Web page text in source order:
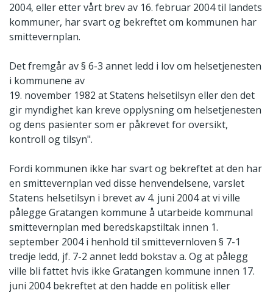
2004, eller etter vårt brev av 16. februar 2004 til landets
kommuner, har svart og bekreftet om kommunen har
smittevernplan.
Det fremgår av § 6-3 annet ledd i lov om helsetjenesten
i kommunene av
19. november 1982 at Statens helsetilsyn eller den det
gir myndighet kan kreve opplysning om helsetjenesten
og dens pasienter som er påkrevet for oversikt,
kontroll og tilsyn".
Fordi kommunen ikke har svart og bekreftet at den har
en smittevernplan ved disse henvendelsene, varslet
Statens helsetilsyn i brevet av 4. juni 2004 at vi ville
pålegge Gratangen kommune å utarbeide kommunal
smittevernplan med beredskapstiltak innen 1.
september 2004 i henhold til smittevernloven § 7-1
tredje ledd, jf. 7-2 annet ledd bokstav a. Og at pålegg
ville bli fattet hvis ikke Gratangen kommune innen 17.
juni 2004 bekreftet at den hadde en politisk eller